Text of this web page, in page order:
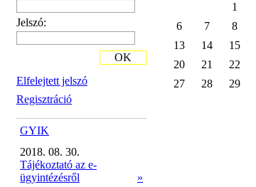
Jelszó:
Elfelejtett jelszó
Regisztráció
OK
GYIK
2018. 08. 30.
Tájékoztató az e-
ügyintézésről
»
1
6
7 8
13
14 15
20
21 22
27
28 29